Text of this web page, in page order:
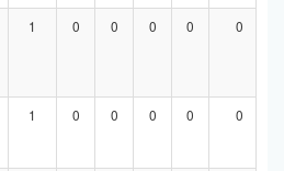
1 0 0 0 0 0
1 0 0 0 0 0